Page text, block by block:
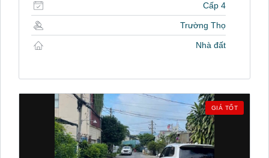
Cấp 4
Trường Thọ
Nhà đất
GIÁ TỐT